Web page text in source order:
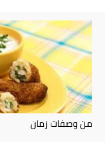
من وصفات زمان